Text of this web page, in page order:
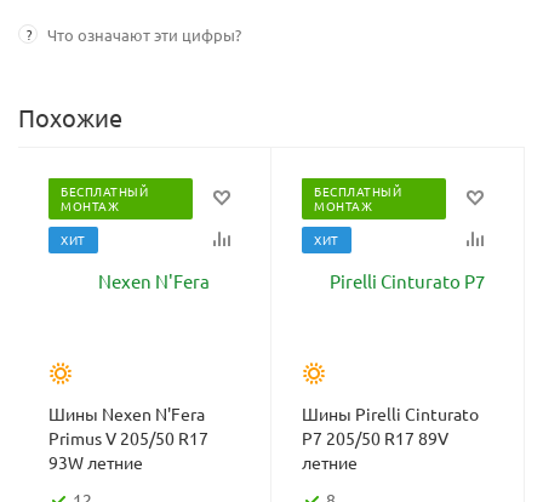
? Что означают эти цифры?
Похожие
БЕСПЛАТНЫЙ
МОНТАЖ
ХИТ
Шины Nexen N'Fera
Primus V 205/50 R17
93W летние
БЕСПЛАТНЫЙ
МОНТАЖ
ХИТ
Шины Pirelli Cinturato
P7 205/50 R17 89V
летние